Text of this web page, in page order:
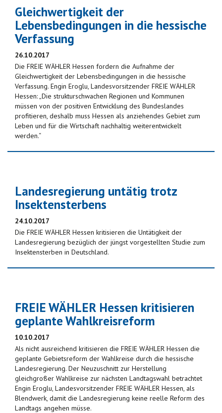
Gleichwertigkeit der
Lebensbedingungen in die hessische
Verfassung
26.10.2017
Die FREIE WÄHLER Hessen fordern die Aufnahme der
Gleichwertigkeit der Lebensbedingungen in die hessische
Verfassung. Engin Eroglu, Landesvorsitzender FREIE WÄHLER
Hessen: „Die strukturschwachen Regionen und Kommunen
müssen von der positiven Entwicklung des Bundeslandes
profitieren, deshalb muss Hessen als anziehendes Gebiet zum
Leben und für die Wirtschaft nachhaltig weiterentwickelt
werden.“
Landesregierung untätig trotz
Insektensterbens
24.10.2017
Die FREIE WÄHLER Hessen kritisieren die Untätigkeit der
Landesregierung bezüglich der jüngst vorgestellten Studie zum
Insektensterben in Deutschland.
FREIE WÄHLER Hessen kritisieren
geplante Wahlkreisreform
10.10.2017
Als nicht ausreichend kritisieren die FREIE WÄHLER Hessen die
geplante Gebietsreform der Wahlkreise durch die hessische
Landesregierung. Der Neuzuschnitt zur Herstellung
gleichgroßer Wahlkreise zur nächsten Landtagswahl betrachtet
Engin Eroglu, Landesvorsitzender FREIE WÄHLER Hessen, als
Blendwerk, damit die Landesregierung keine reelle Reform des
Landtags angehen müsse.